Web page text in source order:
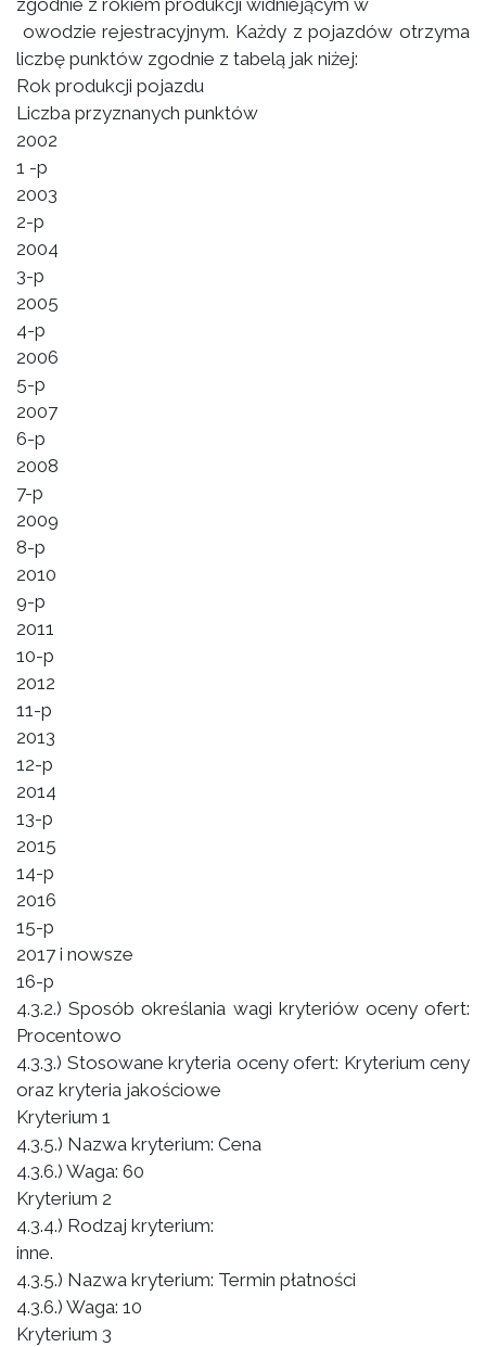
zgodnie z rokiem produkcji widniejącym w
owodzie rejestracyjnym. Każdy z pojazdów otrzyma
liczbę punktów zgodnie z tabelą jak niżej:
Rok produkcji pojazdu
Liczba przyznanych punktów
2002
1 -p
2003
2-p
2004
3-p
2005
4-p
2006
5-p
2007
6-p
2008
7-p
2009
8-p
2010
9-p
2011
10-p
2012
11-p
2013
12-p
2014
13-p
2015
14-p
2016
15-p
2017 i nowsze
16-p
4.3.2.) Sposób określania wagi kryteriów oceny ofert:
Procentowo
4.3.3.) Stosowane kryteria oceny ofert: Kryterium ceny
oraz kryteria jakościowe
Kryterium 1
4.3.5.) Nazwa kryterium: Cena
4.3.6.) Waga: 60
Kryterium 2
4.3.4.) Rodzaj kryterium:
inne.
4.3.5.) Nazwa kryterium: Termin płatności
4.3.6.) Waga: 10
Kryterium 3